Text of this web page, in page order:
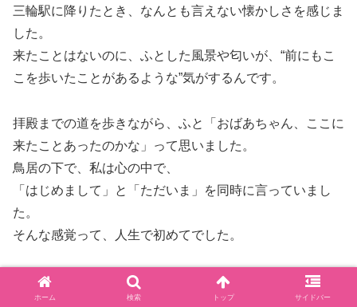
三輪駅に降りたとき、なんとも言えない懐かしさを感じま
した。
来たことはないのに、ふとした風景や匂いが、“前にもこ
こを歩いたことがあるような”気がするんです。
拝殿までの道を歩きながら、ふと「おばあちゃん、ここに
来たことあったのかな」って思いました。
鳥居の下で、私は心の中で、
「はじめまして」と「ただいま」を同時に言っていまし
た。
そんな感覚って、人生で初めてでした。
拝殿の前で、風に包まれるような感覚がした
ホーム 検索 トップ サイドバー